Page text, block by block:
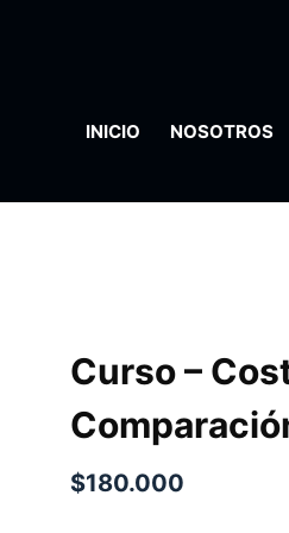
INICIO NOSOTROS
Curso –
$180.000